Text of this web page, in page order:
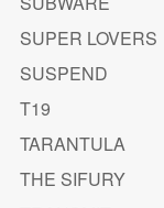
SUPER LOVERS
SUSPEND
T19
TARANTULA
THE SIFURY